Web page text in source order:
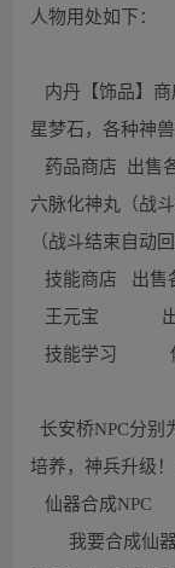
人物用处如下：
内丹【饰品】商
星梦石，各种神兽
药品商店 出售
六脉化神丸（战
（战斗结束自动
技能商店 出售
王元宝 出售
技能学习 传
长安桥NPC分别
培养，神兵升级
仙器合成NPC
我要合成仙器